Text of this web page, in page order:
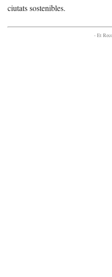
ciutats sostenibles.
- Et